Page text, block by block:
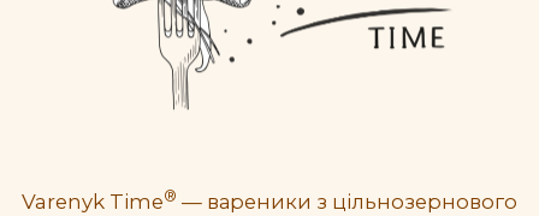
Varenyk Time® — вареники з цільнозернового